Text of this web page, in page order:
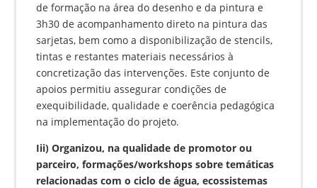
de formação na área do desenho e da pintura e
3h30 de acompanhamento direto na pintura das
sarjetas, bem como a disponibilização de stencils,
tintas e restantes materiais necessários à
concretização das intervenções. Este conjunto de
apoios permitiu assegurar condições de
exequibilidade, qualidade e coerência pedagógica
na implementação do projeto.
Iii) Organizou, na qualidade de promotor ou
parceiro, formações/workshops sobre temáticas
relacionadas com o ciclo de água, ecossistemas